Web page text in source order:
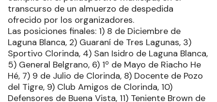
transcurso de un almuerzo de despedida
ofrecido por los organizadores.
Las posiciones finales: 1) 8 de Diciembre de
Laguna Blanca, 2) Guaraní de Tres Lagunas, 3)
Sportivo Clorinda, 4) San Isidro de Laguna Blanca,
5) General Belgrano, 6) 1º de Mayo de Riacho He
Hé, 7) 9 de Julio de Clorinda, 8) Docente de Pozo
del Tigre, 9) Club Amigos de Clorinda, 10)
Defensores de Buena Vista, 11) Teniente Brown de